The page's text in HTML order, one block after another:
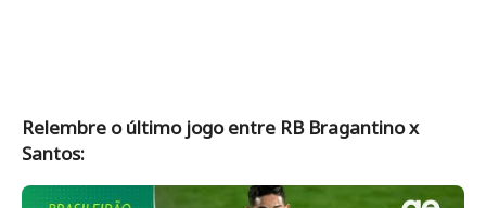
Relembre o último jogo entre RB Bragantino x
Santos: